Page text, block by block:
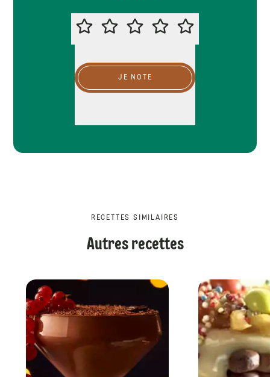
MERCI DE NOTER CETTE RECETTE
JE NOTE
RECETTES SIMILAIRES
Autres recettes